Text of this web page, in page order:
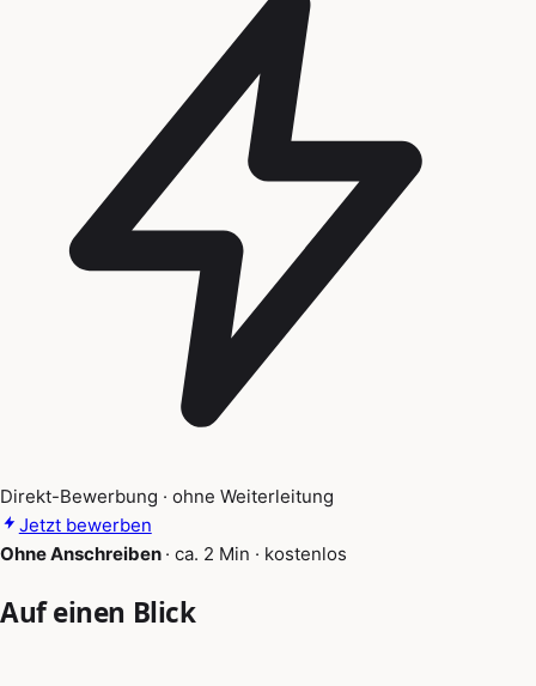
Direkt-Bewerbung · ohne Weiterleitung
Jetzt bewerben
Ohne Anschreiben · ca. 2 Min · kostenlos
Auf einen Blick